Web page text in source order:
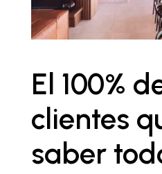
El 100%
clientes
saber